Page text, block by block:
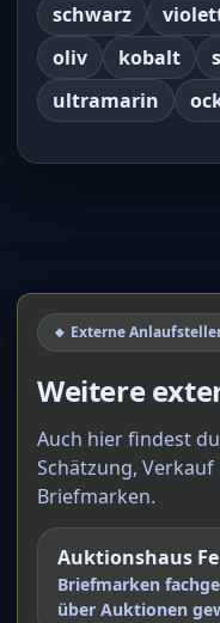
schwarz
oliv
kobalt
ultramarin
🔸 Externe
Weitere
Auch hier findest
Schätzung,
Briefmarken.
Auktionshaus
Briefmarken
über Auktionen